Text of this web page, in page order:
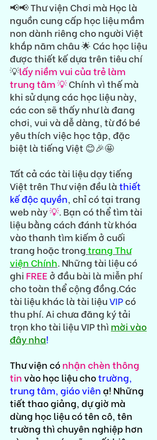
📢📢 Thư viện Chơi mà Học là
nguồn cung cấp học liệu mầm
non dành riêng cho người Việt
khắp năm châu 🌟 Các học liệu
được thiết kế dựa trên tiêu chí
💡lấy niềm vui của trẻ làm
trung tâm 💡Chính vì thế mà
khi sử dụng các học liệu này,
các con sẽ thấy như là đang
chơi, vui và dễ dàng, từ đó bé
yêu thích việc học tập, đặc
biệt là tiếng Việt 😊🎉🤩
Tất cả các tài liệu dạy tiếng
Việt trên Thư viện đều làthiết
kế độc quyền, chỉ có tại trang
web này💡. Bạn có thể tìm tài
liệu bằng cách đánh từ khóa
vào thanh tìm kiếm ở cuối
trang hoặc trongtrang Thư
viện Chính. Những tài liệu có
ghi FREE ở đầu bài là miễn phí
cho toàn thể cộng đồng.Các
tài liệu khác là tài liệuVIPcó
thu phí. Ai chưa đăng ký tải
trọn kho tài liệu VIP thì mời vào
đây nha!
Thư viện cónhận chèn thông
tinvào học liệu chotrường,
trung tâm, giáo viênạ! Những
tiết thao giảng, dự giờ mà
dùng học liệu có tên cô, tên
trường thì chuyên nghiệp hơn